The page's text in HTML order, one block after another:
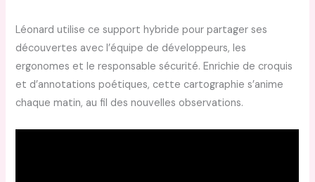
Léonard utilise ce support hybride pour partager ses
découvertes avec l’équipe de développeurs, les
ergonomes et le responsable sécurité. Enrichie de croquis
et d’annotations poétiques, cette cartographie s’anime
chaque matin, au fil des nouvelles observations.